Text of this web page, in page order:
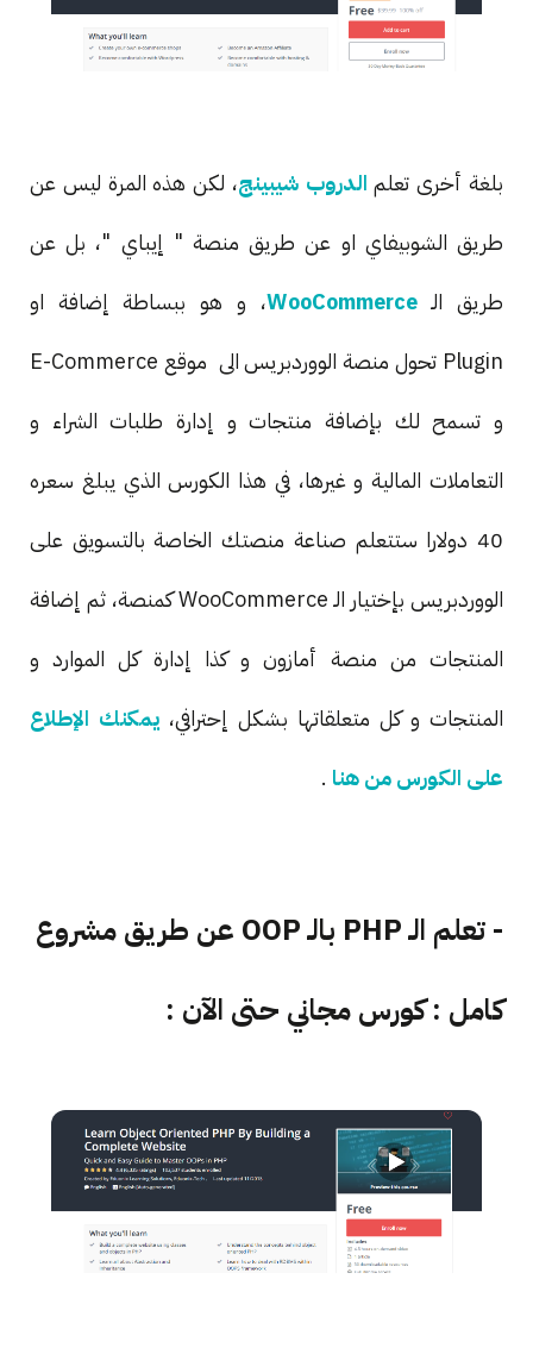
بلغة أخرى تعلم الدروب شيبينج، لكن هذه المرة ليس عن
طريق الشوبيفاي او عن طريق منصة " إيباي "، بل عن
طريق الـWooCommerce، و هو ببساطة إضافة او
Plugin تحول منصة الووردبريس الى موقع E-Commerce
و تسمح لك بإضافة منتجات و إدارة طلبات الشراء و
التعاملات المالية و غيرها، في هذا الكورس الذي يبلغ سعره
40 دولارا ستتعلم صناعة منصتك الخاصة بالتسويق على
الووردبريس بإختيار الـ WooCommerce كمنصة، ثم إضافة
المنتجات من منصة أمازون و كذا إدارة كل الموارد و
المنتجات و كل متعلقاتها بشكل إحترافي، يمكنك الإطلاع
على الكورس من هنا .
- تعلم الـ PHP بالـ OOP عن طريق مشروع
كامل : كورس مجاني حتى الآن :